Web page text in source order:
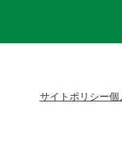
サイトポリシー個